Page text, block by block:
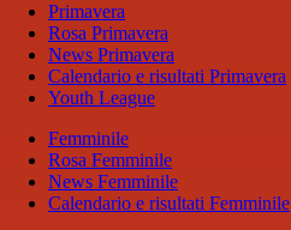
Primavera
Rosa Primavera
News Primavera
Calendario e risultati Primavera
Youth League
Femminile
Rosa Femminile
News Femminile
Calendario e risultati Femminile